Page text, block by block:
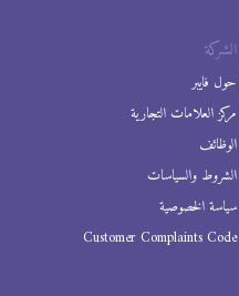
الشركة
حول فايبر
مركز العلامات التجارية
الوظائف
الشروط والسياسات
سياسة الخصوصية
Customer Complaints Code